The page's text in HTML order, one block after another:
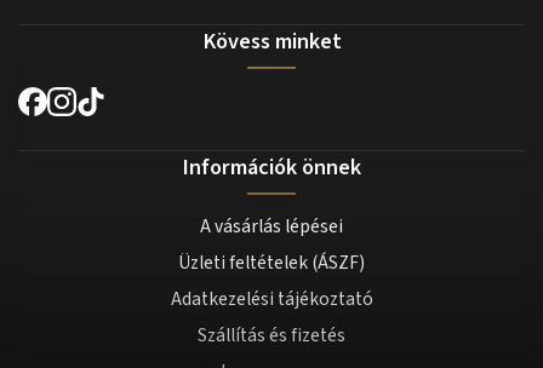
Kövess minket
Információk önnek
A vásárlás lépései
Üzleti feltételek (ÁSZF)
Adatkezelési tájékoztató
Szállítás és fizetés